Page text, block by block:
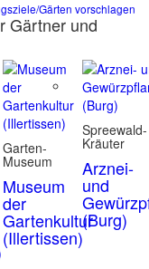
Gärten vorschlagen
Gärtner und
Garten-
Museum
Museum
der
Gartenkultur
(Illertissen)
Spreewald-
Kräuter
Arznei-
und
(Burg)